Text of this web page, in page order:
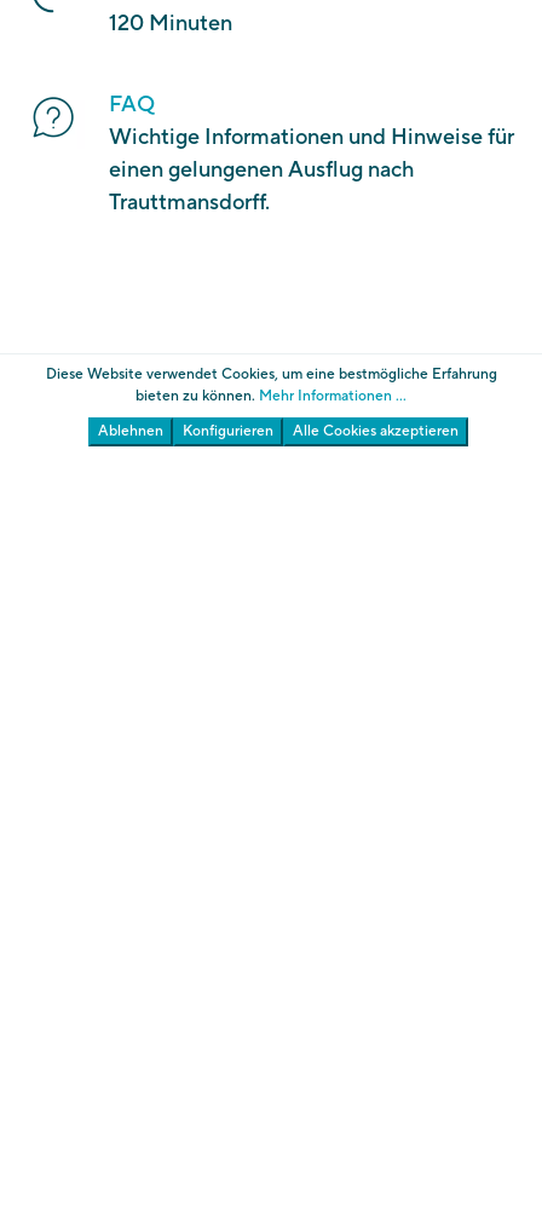
120 Minuten
FAQ
Wichtige Informationen und Hinweise für
einen gelungenen Ausflug nach
Trauttmansdorff.
Diese Website verwendet Cookies, um eine bestmögliche Erfahrung
bieten zu können. Mehr Informationen ...
Ablehnen
Konfigurieren Alle Cookies akzeptieren